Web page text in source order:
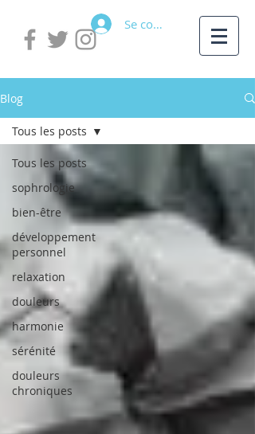
Se connecter
Blog
Tous les posts
sophrologie
bien-être
développement
personnel
relaxation
douleurs
harmonie
sérénité
douleurs
chroniques
Tous les posts